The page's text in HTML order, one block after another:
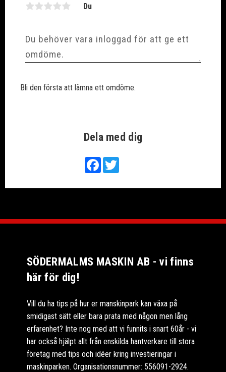
Dela med dig
FacebookTwitter
Du
Bli den första att lämna ett omdöme.
SÖDERMALMS MASKIN AB - vi finns
här för dig!
Vill du ha tips på hur er manskinpark kan växa på
smidigast sätt eller bara prata med någon men lång
erfarenhet? Inte nog med att vi funnits i snart 60år - vi
har också hjälpt allt från enskilda hantverkare till stora
företag med tips och idéer kring investieringar i
maskinparken. Organisationsnummer: 556091-2924.